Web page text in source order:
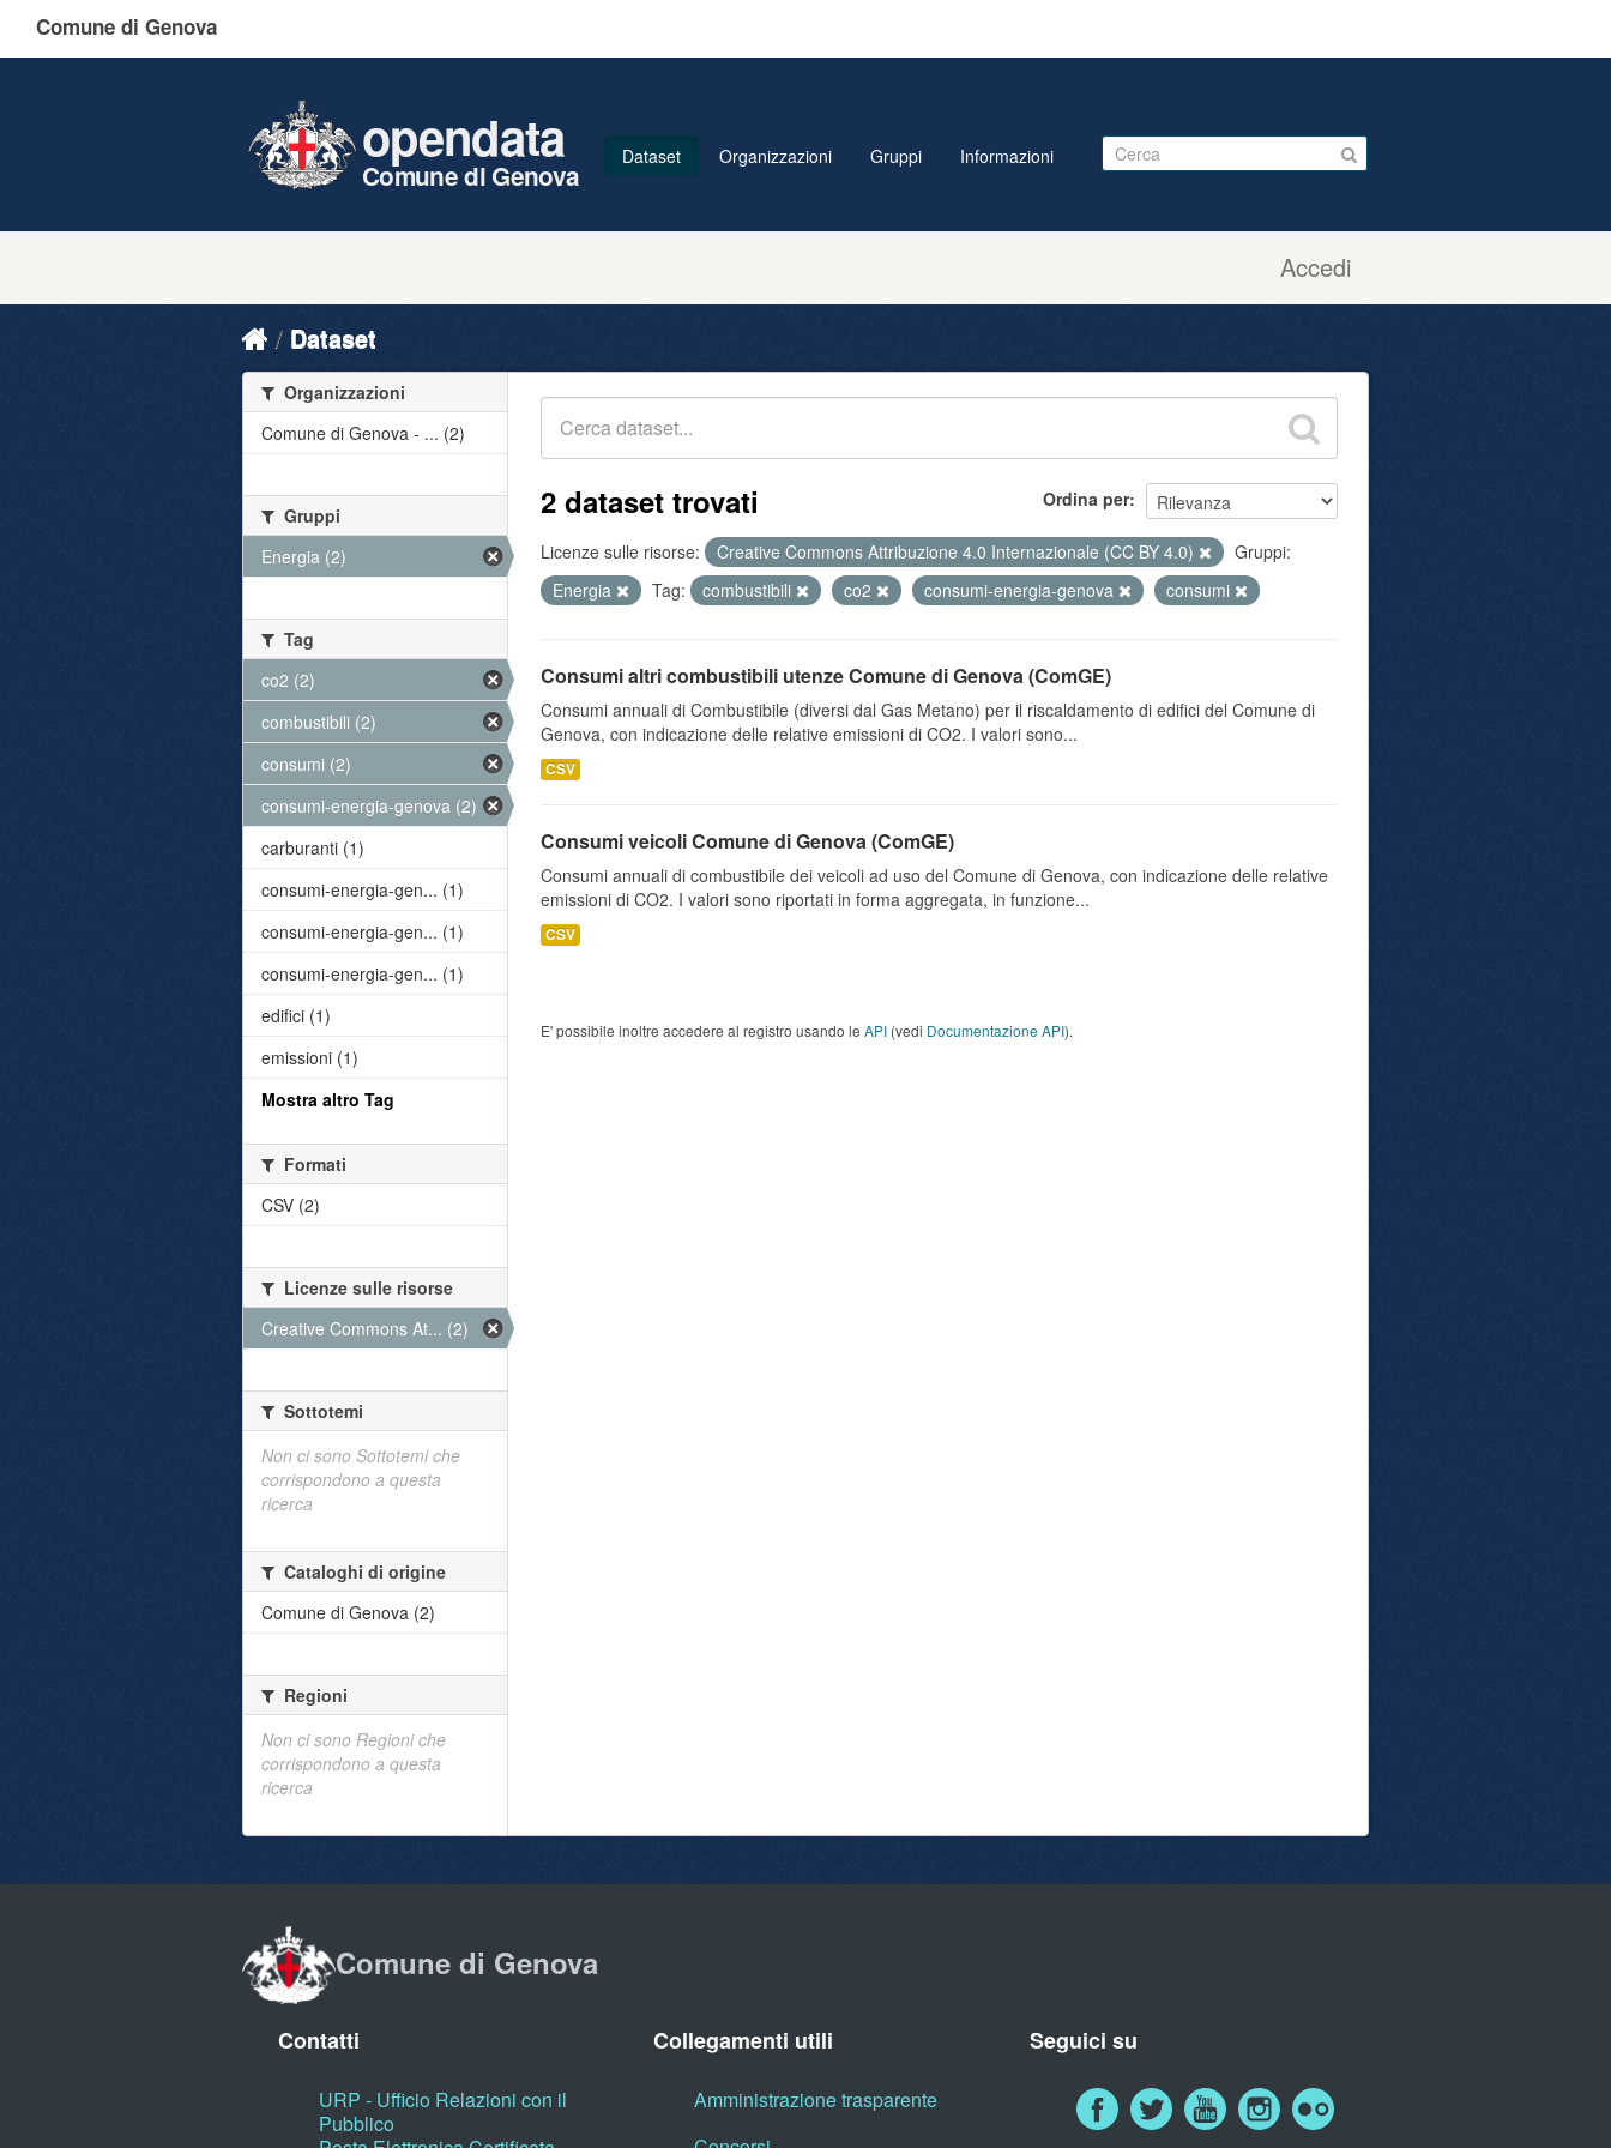
Comune di Genova
Accedi
opendata
Comune di Genova
Dataset Organizzazioni Gruppi Informazioni
Dataset
Ordina per
2 dataset trovati
Licenze sulle risorse: Creative Commons Attribuzione 4.0 Internazionale (CC BY 4.0)
Gruppi:
Energia
Tag: combustibili co2 consumi-energia-genova consumi
Consumi altri combustibili utenze Comune di Genova (ComGE)
Consumi annuali di Combustibile (diversi dal Gas Metano) per il riscaldamento di edifici del Comune di
Genova, con indicazione delle relative emissioni di CO2. I valori sono...
CSV
Consumi veicoli Comune di Genova (ComGE)
Consumi annuali di combustibile dei veicoli ad uso del Comune di Genova, con indicazione delle relative
emissioni di CO2. I valori sono riportati in forma aggregata, in funzione...
CSV
E' possibile inoltre accedere al registro usando le API (vedi Documentazione API).
Organizzazioni
Comune di Genova - ... (2)
Gruppi
Energia (2)
Tag
co2 (2)
combustibili (2)
consumi (2)
consumi-energia-genova (2)
carburanti (1)
consumi-energia-gen... (1)
consumi-energia-gen... (1)
consumi-energia-gen... (1)
edifici (1)
emissioni (1)
Mostra altro Tag
Formati
CSV (2)
Licenze sulle risorse
Creative Commons At... (2)
Sottotemi
Non ci sono Sottotemi che
corrispondono a questa
ricerca
Cataloghi di origine
Comune di Genova (2)
Regioni
Non ci sono Regioni che
corrispondono a questa
ricerca
Comune di Genova
Contatti
URP - Ufficio Relazioni con il
Pubblico
Collegamenti utili
Amministrazione trasparente
Seguici su